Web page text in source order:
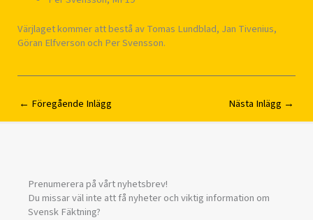
Värjlaget kommer att bestå av Tomas Lundblad, Jan Tivenius,
Göran Elfverson och Per Svensson.
← Föregående Inlägg Nästa Inlägg →
Prenumerera på vårt nyhetsbrev!
Du missar väl inte att få nyheter och viktig information om
Svensk Fäktning?